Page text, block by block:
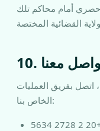
أمام محاكم تلك
معنا
بفريق العمليات
الخاص بنا:
+20 2